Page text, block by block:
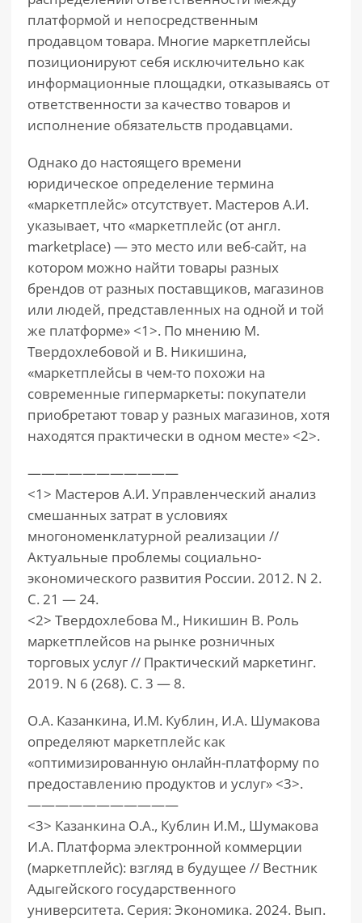
платформой и непосредственным
продавцом товара. Многие маркетплейсы
позиционируют себя исключительно как
информационные площадки, отказываясь от
ответственности за качество товаров и
исполнение обязательств продавцами.
Однако до настоящего времени
юридическое определение термина
«маркетплейс» отсутствует. Мастеров А.И.
указывает, что «маркетплейс (от англ.
marketplace) — это место или веб-сайт, на
котором можно найти товары разных
брендов от разных поставщиков, магазинов
или людей, представленных на одной и той
же платформе» <1>. По мнению М.
Твердохлебовой и В. Никишина,
«маркетплейсы в чем-то похожи на
современные гипермаркеты: покупатели
приобретают товар у разных магазинов, хотя
находятся практически в одном месте» <2>.
———————————
<1> Мастеров А.И. Управленческий анализ
смешанных затрат в условиях
многономенклатурной реализации //
Актуальные проблемы социально-
экономического развития России. 2012. N 2.
С. 21 — 24.
<2> Твердохлебова М., Никишин В. Роль
маркетплейсов на рынке розничных
торговых услуг // Практический маркетинг.
2019. N 6 (268). С. 3 — 8.
О.А. Казанкина, И.М. Кублин, И.А. Шумакова
определяют маркетплейс как
«оптимизированную онлайн-платформу по
предоставлению продуктов и услуг» <3>.
———————————
<3> Казанкина О.А., Кублин И.М., Шумакова
И.А. Платформа электронной коммерции
(маркетплейс): взгляд в будущее // Вестник
Адыгейского государственного
университета. Серия: Экономика. 2024. Вып.